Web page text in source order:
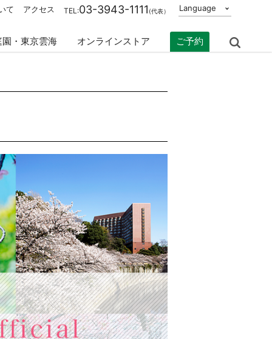
て アクセス TEL:03-3943-1111 (代表） Language
園・東京雲海 オンラインストア ご予約 Search